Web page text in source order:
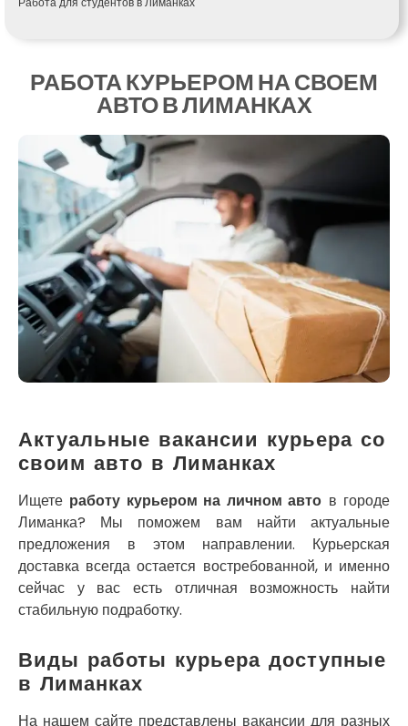
РАБОТА КУРЬЕРОМ НА СВОЕМ
АВТО В ЛИМАНКАХ
Актуальные вакансии курьера со
своим авто в Лиманках
Ищете работу курьером на личном авто в городе
Лиманка? Мы поможем вам найти актуальные
предложения в этом направлении. Курьерская
доставка всегда остается востребованной, и именно
сейчас у вас есть отличная возможность найти
стабильную подработку.
Виды работы курьера доступные
в Лиманках
На нашем сайте представлены вакансии для разных
Каменец-Подольский
Канев
Казатин
Кобеляки
Коцюбинское
Конотоп
Коростень
Корсунь-Шевченковский
Костополь
Ковель
Козин
Красноград
Кременчуг
Кременец
Кривой Рог
Кролевец
Крыховцы
Крюковщина
Крыжановка
Ладыжин
Лесники
Лиманка
Лозовая
Лубны
Луцк
Лука-Мелешковская
Малин
Марганец